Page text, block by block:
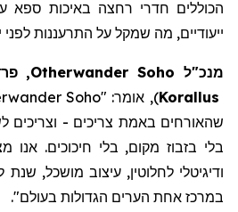
הכוללים חדרי רחצה באיכות ספא
ייעודיים, מה שמקל על התרעננות לפני
מנכ"ל Otherwander Soho
,
Korallus
), אומר: "Soho
שהאורחים באמת צריכים - וצריכים
בלי בזבוז מקום, בלי חיכוכים.
ודיגיטלי לחלוטין, עיצוב מושכל, שנת
במרכז אחת הערים הגדולות בעולם".